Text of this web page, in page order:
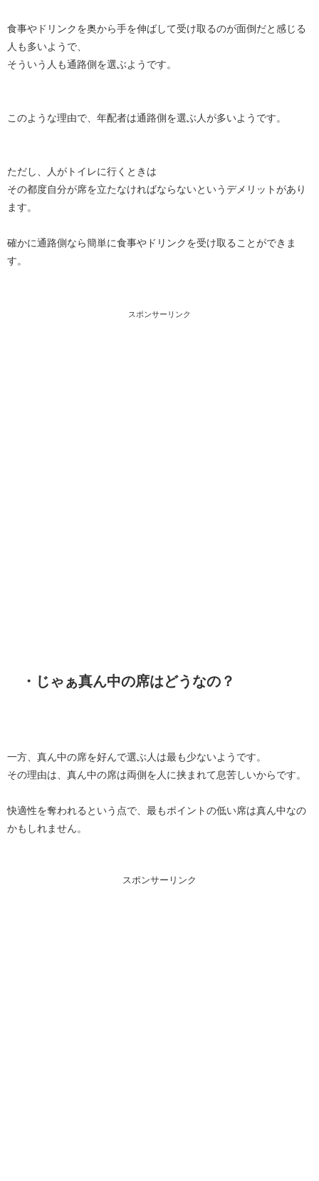
食事やドリンクを奥から手を伸ばして受け取るのが面倒だと感じる
人も多いようで、
そういう人も通路側を選ぶようです。
このような理由で、年配者は通路側を選ぶ人が多いようです。
ただし、人がトイレに行くときは
その都度自分が席を立たなければならないというデメリットがあり
ます。
確かに通路側なら簡単に食事やドリンクを受け取ることができま
す。
スポンサーリンク
・じゃぁ真ん中の席はどうなの？
一方、真ん中の席を好んで選ぶ人は最も少ないようです。
その理由は、真ん中の席は両側を人に挟まれて息苦しいからです。
快適性を奪われるという点で、最もポイントの低い席は真ん中なの
かもしれません。
スポンサーリンク